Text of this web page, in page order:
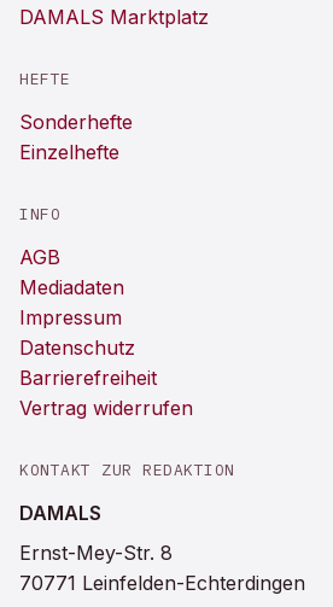
DAMALS Marktplatz
HEFTE
Sonderhefte
Einzelhefte
INFO
AGB
Mediadaten
Impressum
Datenschutz
Barrierefreiheit
Vertrag widerrufen
KONTAKT ZUR REDAKTION
DAMALS
Ernst-Mey-Str. 8
70771 Leinfelden-Echterdingen